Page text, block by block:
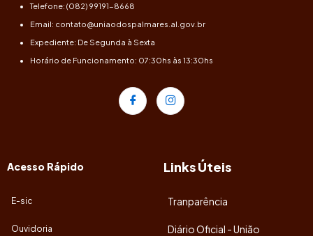
Telefone: (082) 99191-8668
Email: contato@uniaodospalmares.al.gov.br
Expediente: De Segunda à Sexta
Horário de Funcionamento: 07:30hs às 13:30hs
Acesso Rápido
E-sic
Ouvidoria
Links Úteis
Tranparência
Diário Oficial - União